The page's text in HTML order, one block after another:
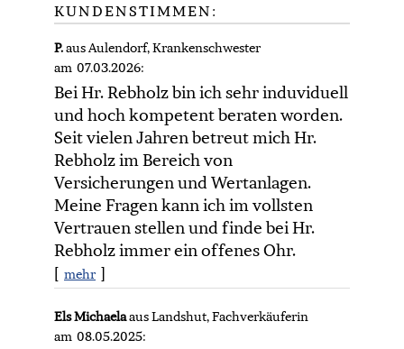
KUNDENSTIMMEN:
P.aus Aulendorf, Krankenschwester
am 07.03.2026:
Bei Hr. Rebholz bin ich sehr induviduell
und hoch kompetent beraten worden.
Seit vielen Jahren betreut mich Hr.
Rebholz im Bereich von
Versicherungen und Wertanlagen.
Meine Fragen kann ich im vollsten
Vertrauen stellen und finde bei Hr.
Rebholz immer ein offenes Ohr.
[ mehr ]
Els Michaelaaus Landshut, Fachverkäuferin
am 08.05.2025: